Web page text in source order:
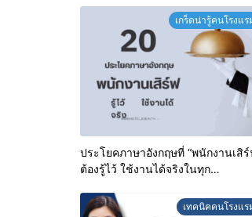
เกร็ดน่ารู้คนโรงแร
ประโยคภาษาอังกฤษที่ “พนักงานเสิร์
ต้องรู้ไว้ ใช้งานได้จริงในทุก
เทคนิคคนโรงแร